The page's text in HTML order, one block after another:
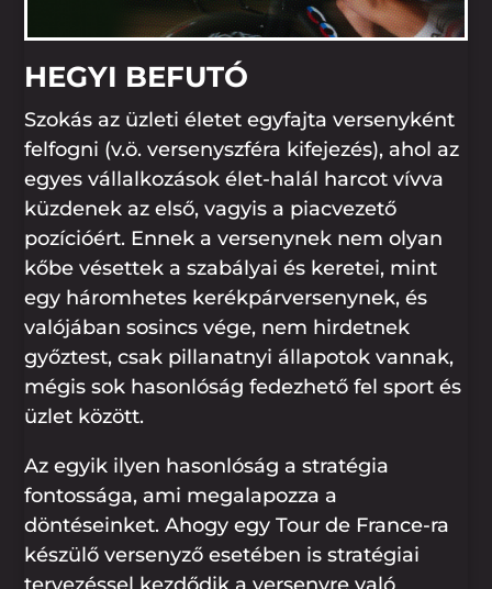
HEGYI BEFUTÓ
Szokás az üzleti életet egyfajta versenyként
felfogni (v.ö. versenyszféra kifejezés), ahol az
egyes vállalkozások élet-halál harcot vívva
küzdenek az első, vagyis a piacvezető
pozícióért. Ennek a versenynek nem olyan
kőbe vésettek a szabályai és keretei, mint
egy háromhetes kerékpárversenynek, és
valójában sosincs vége, nem hirdetnek
győztest, csak pillanatnyi állapotok vannak,
mégis sok hasonlóság fedezhető fel sport és
üzlet között.
Az egyik ilyen hasonlóság a stratégia
fontossága, ami megalapozza a
döntéseinket. Ahogy egy Tour de France-ra
készülő versenyző esetében is stratégiai